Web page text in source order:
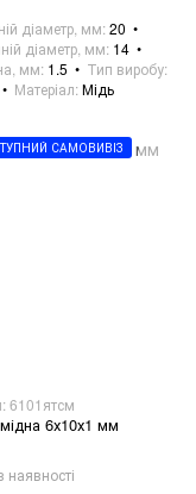
діаметр, мм 20
діаметр, мм 14
мм 1.5
Тип виробу
Матеріал Мідь
САМОВИВІЗ
6101ятсм
6х10х1 мм